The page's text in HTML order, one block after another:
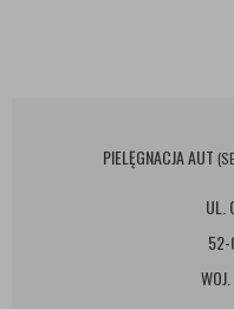
PIELĘGNACJA AUT
UL.
52-